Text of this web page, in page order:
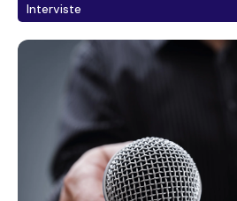
Interviste